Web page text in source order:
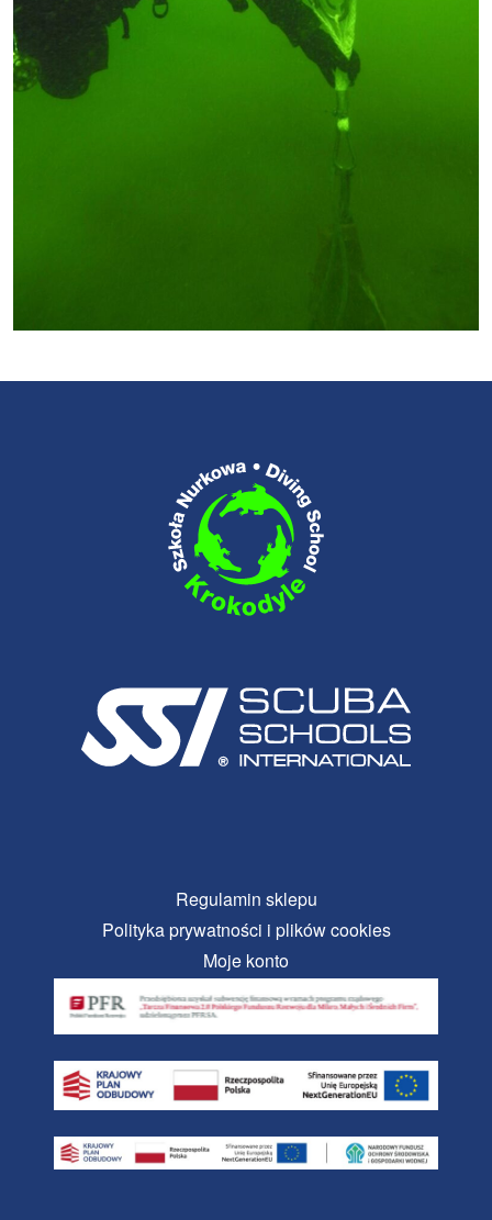
Regulamin sklepu
Polityka prywatności i plików cookies
Moje konto